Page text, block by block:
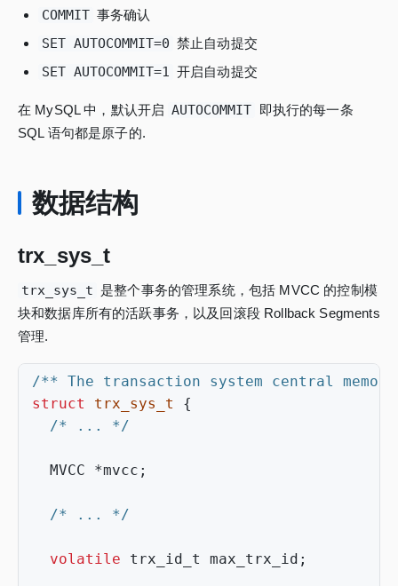
COMMIT 事务确认
SET AUTOCOMMIT=0 禁止自动提交
SET AUTOCOMMIT=1 开启自动提交
在 MySQL 中，默认开启 AUTOCOMMIT 即执行的每一条
SQL 语句都是原子的.
数据结构
trx_sys_t
trx_sys_t 是整个事务的管理系统，包括 MVCC 的控制模
块和数据库所有的活跃事务，以及回滚段 Rollback Segments
管理.
/** The transaction system central
struct
trx_sys_t
{
/* ... */
MVCC *mvcc ;
/* ... */
volatile trx_id_t max_trx_id ;